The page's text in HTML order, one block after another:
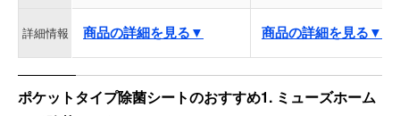
詳細情報 商品の詳細を見る▼ 商品の詳細を見る▼
ポケットタイプ除菌シートのおすすめ1. ミューズホーム